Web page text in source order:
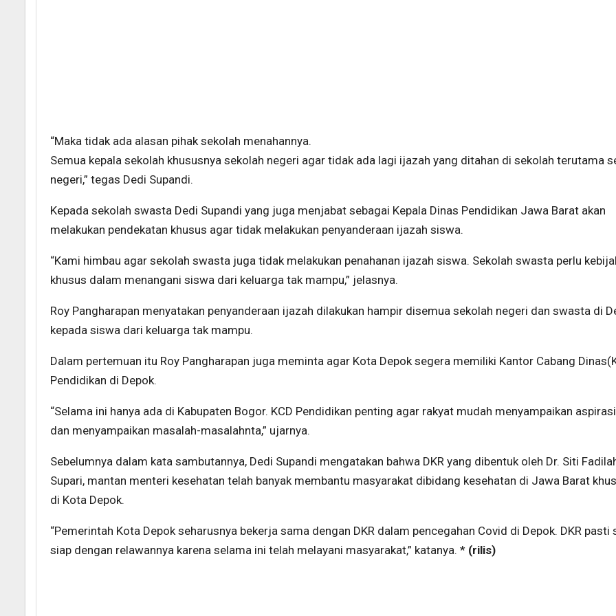
“Maka tidak ada alasan pihak sekolah menahannya.
Semua kepala sekolah khususnya sekolah negeri agar tidak ada lagi ijazah yang ditahan di sekolah terutama
negeri,” tegas Dedi Supandi.
Kepada sekolah swasta Dedi Supandi yang juga menjabat sebagai Kepala Dinas Pendidikan Jawa Barat akan
melakukan pendekatan khusus agar tidak melakukan penyanderaan ijazah siswa.
“Kami himbau agar sekolah swasta juga tidak melakukan penahanan ijazah siswa. Sekolah swasta perlu
khusus dalam menangani siswa dari keluarga tak mampu,” jelasnya.
Roy Pangharapan menyatakan penyanderaan ijazah dilakukan hampir disemua sekolah negeri dan swasta di
kepada siswa dari keluarga tak mampu.
Dalam pertemuan itu Roy Pangharapan juga meminta agar Kota Depok segera memiliki Kantor Cabang
Pendidikan di Depok.
“Selama ini hanya ada di Kabupaten Bogor. KCD Pendidikan penting agar rakyat mudah menyampaikan
dan menyampaikan masalah-masalahnta,” ujarnya.
Sebelumnya dalam kata sambutannya, Dedi Supandi mengatakan bahwa DKR yang dibentuk oleh Dr. Siti
Supari, mantan menteri kesehatan telah banyak membantu masyarakat dibidang kesehatan di Jawa Barat
di Kota Depok.
“Pemerintah Kota Depok seharusnya bekerja sama dengan DKR dalam pencegahan Covid di Depok. DKR pasti
siap dengan relawannya karena selama ini telah melayani masyarakat,” katanya. * (rilis)